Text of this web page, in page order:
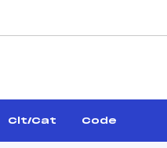
–
DOMINIQUE (MV)
Clt/Cat Code